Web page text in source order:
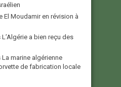
El Moudamir en révision à
L’Algérie a bien reçu des
La marine algérienne
de fabrication locale